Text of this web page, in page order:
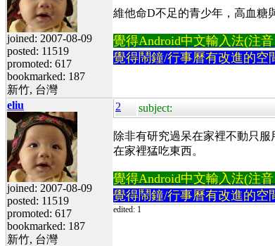
joined: 2007-08-09
posted: 11519
promoted: 617
bookmarked: 187
新竹, 台灣
維他命D不足的青少年，高血糖
覺得Android中文輸入法(注
覺得鬧鐘/行事曆有改進的空
eliu
joined: 2007-08-09
posted: 11519
promoted: 617
bookmarked: 187
新竹, 台灣
2 subject:
除非有研究過呆在家裡不動只
在家裡猛吃東西。
覺得Android中文輸入法(注
覺得鬧鐘/行事曆有改進的空
edited: 1